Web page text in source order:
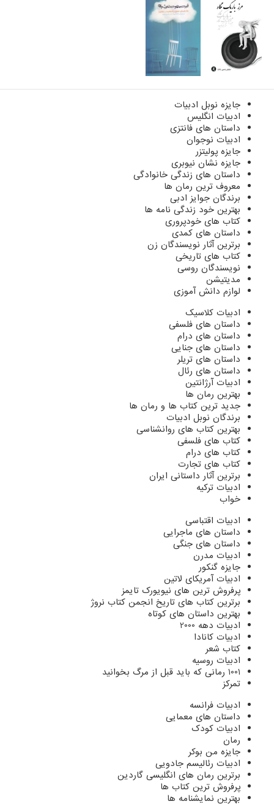
جایزه نوبل ادبیات
ادبیات انگلیس
داستان های فانتزی
ادبیات نوجوان
جایزه پولیتزر
جایزه نشان نیوبری
داستان های زندگی خانوادگی
معروف ترین رمان ها
برندگان جوایز ادبی
بهترین خود زندگی نامه ها
کتاب های خودپروری
داستان های کمدی
برترین آثار نویسندگان زن
کتاب های تاریخی
نویسندگان روسی
مدیتیشن
لوازم دانش آموزی
ادبیات کلاسیک
داستان های فلسفی
داستان های درام
داستان های جنایی
داستان های تریلر
داستان های رئال
ادبیات آرژانتین
بهترین رمان ها
جدید ترین کتاب ها و رمان ها
برندگان نوبل ادبیات
بهترین کتاب های روانشناسی
کتاب های فلسفی
کتاب های درام
کتاب های تجارت
برترین آثار داستانی ایران
ادبیات ترکیه
خواب
ادبیات اقتباسی
داستان های ماجرایی
داستان های جنگی
ادبیات مدرن
جایزه گنکور
ادبیات آمریکای لاتین
پرفروش ترین های نیویورک تایمز
برترین کتاب های تاریخ انجمن کتاب نروژ
بهترین داستان های کوتاه
ادبیات دهه 2000
ادبیات کانادا
کتاب شعر
ادبیات روسیه
1001 رمانی که باید قبل از مرگ بخوانید
تمرکز
ادبیات فرانسه
داستان های معمایی
ادبیات کودک
رمان
جایزه من بوکر
ادبیات رئالیسم جادویی
برترین رمان های انگلیسی گاردین
پرفروش ترین کتاب ها
بهترین نمایشنامه ها